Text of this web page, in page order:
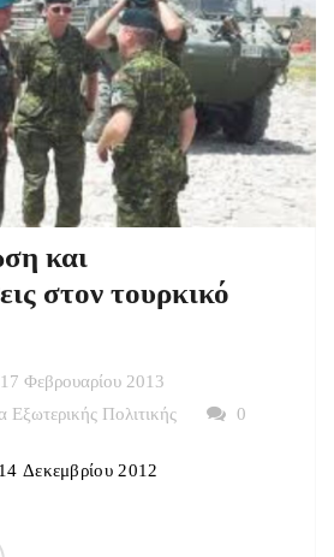
και
στον τουρκικό
17 Φεβρουαρίου 2013
Πολιτικής
0
Δεκεμβρίου 2012